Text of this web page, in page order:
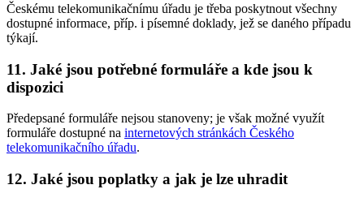
Českému telekomunikačnímu úřadu je třeba poskytnout všechny
dostupné informace, příp. i písemné doklady, jež se daného případu
týkají.
11. Jaké jsou potřebné formuláře a kde jsou k
dispozici
Předepsané formuláře nejsou stanoveny; je však možné využít
formuláře dostupné na internetových stránkách Českého
telekomunikačního úřadu.
12. Jaké jsou poplatky a jak je lze uhradit